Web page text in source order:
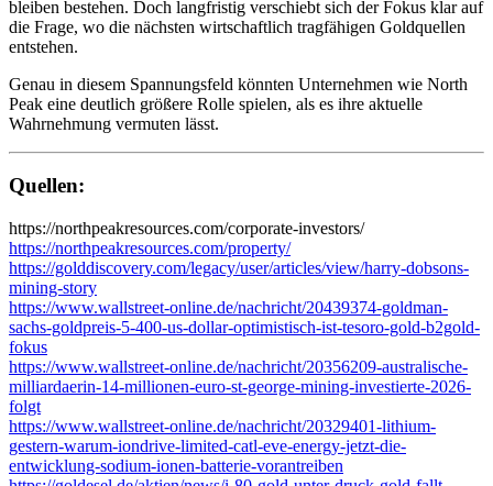
bleiben bestehen. Doch langfristig verschiebt sich der Fokus klar auf
die Frage, wo die nächsten wirtschaftlich tragfähigen Goldquellen
entstehen.
Genau in diesem Spannungsfeld könnten Unternehmen wie North
Peak eine deutlich größere Rolle spielen, als es ihre aktuelle
Wahrnehmung vermuten lässt.
Quellen:
https://northpeakresources.com/corporate-investors/
https://northpeakresources.com/property/
https://golddiscovery.com/legacy/user/articles/view/harry-dobsons-
mining-story
https://www.wallstreet-online.de/nachricht/20439374-goldman-
sachs-goldpreis-5-400-us-dollar-optimistisch-ist-tesoro-gold-b2gold-
fokus
https://www.wallstreet-online.de/nachricht/20356209-australische-
milliardaerin-14-millionen-euro-st-george-mining-investierte-2026-
folgt
https://www.wallstreet-online.de/nachricht/20329401-lithium-
gestern-warum-iondrive-limited-catl-eve-energy-jetzt-die-
entwicklung-sodium-ionen-batterie-vorantreiben